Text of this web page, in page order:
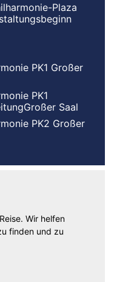
Plaza
PK1 Großer
PK1
Saal
PK2 Großer
Wir helfen
finden und zu